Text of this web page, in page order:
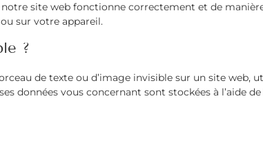
site web fonctionne correctement et de
sur votre appareil.
?
de texte ou d’image invisible sur un site web,
données vous concernant sont stockées à l’aide de